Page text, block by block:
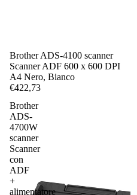
Brother ADS-4100 scanner
Scanner ADF 600 x 600 DPI
A4 Nero, Bianco
€422,73
Brother
ADS-
4700W
scanner
Scanner
con
ADF
+
alimentatore